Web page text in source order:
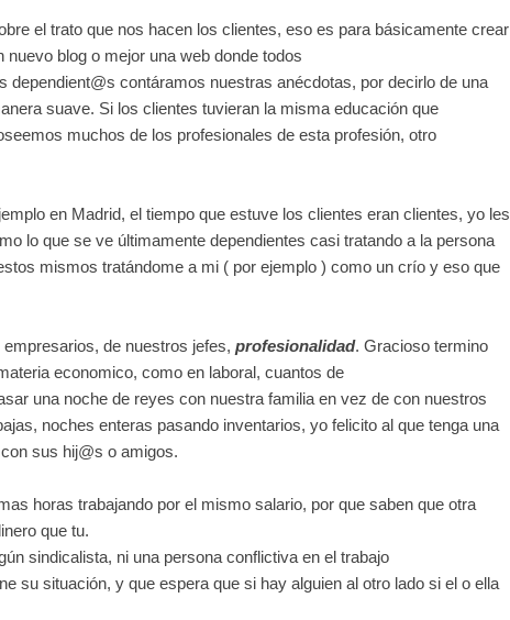
el trato que nos hacen los clientes, eso es para básicamente crear
nuevo blog o mejor una web donde todos
dependient@s contáramos nuestras anécdotas, por decirlo de una
suave. Si los clientes tuvieran la misma educación que
muchos de los profesionales de esta profesión, otro
en Madrid, el tiempo que estuve los clientes eran clientes, yo les
lo que se ve últimamente dependientes casi tratando a la persona
mismos tratándome a mi ( por ejemplo ) como un crío y eso que
de nuestros jefes, profesionalidad. Gracioso termino
economico, como en laboral, cuantos de
una noche de reyes con nuestra familia en vez de con nuestros
noches enteras pasando inventarios, yo felicito al que tenga una
sus hij@s o amigos.
horas trabajando por el mismo salario, por que saben que otra
que tu.
sindicalista, ni una persona conflictiva en el trabajo
su situación, y que espera que si hay alguien al otro lado si el o ella